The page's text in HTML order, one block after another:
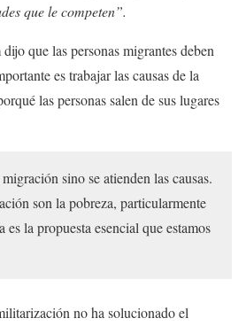
que le competen”.
que las personas migrantes deben
es trabajar las causas de la
las personas salen de sus lugares
sino se atienden las causas.
son la pobreza, particularmente
es la propuesta esencial que estamos
no ha solucionado el